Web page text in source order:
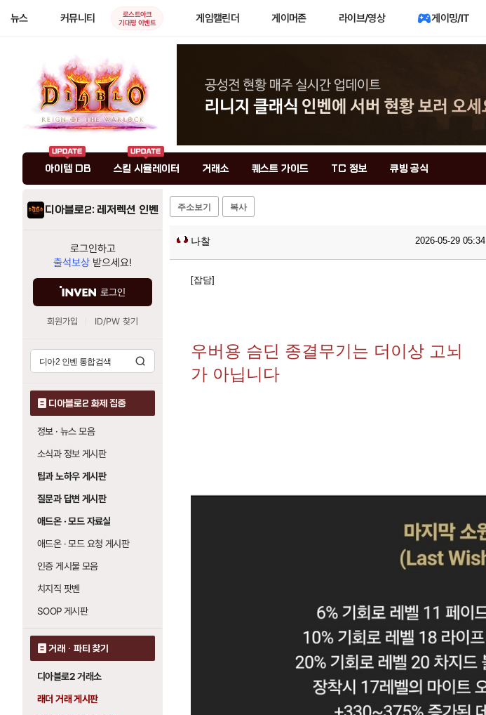
뉴스 커뮤니티
로스트아크
기대평 이벤트
게임캘린더 게이머존 라이브/영상 게이밍/IT
아이템 DB 스킬 시뮬레이터 거래소 퀘스트 가이드 TC 정보 큐빙 공식
디아블로2: 레저렉션 인벤
로그인하고
출석보상 받으세요!
로그인
회원가입 ID/PW 찾기
디아블로2 화제 집중
정보 · 뉴스 모음
소식과 정보 게시판
팁과 노하우 게시판
질문과 답변 게시판
애드온 · 모드 자료실
애드온 · 모드 요청 게시판
인증 게시물 모음
치지직 팟벤
SOOP 게시판
거래 · 파티 찾기
디아블로2 거래소
래더 거래 게시판
주소보기 복사
나찰 2026-05-29 05:34
[잡담]
우버용 슴딘 종결무기는 더이상 고뇌
가 아닙니다